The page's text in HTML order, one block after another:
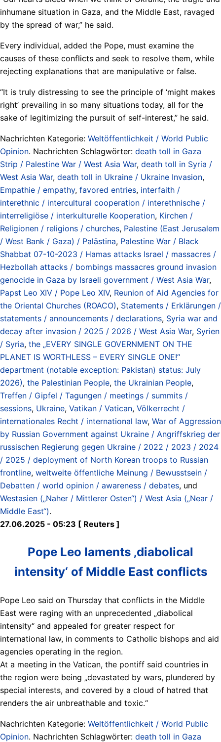
inhumane situation in Gaza, and the Middle East, ravaged
by the spread of war,” he said.
Every individual, added the Pope, must examine the
causes of these conflicts and seek to resolve them, while
rejecting explanations that are manipulative or false.
“It is truly distressing to see the principle of ‘might makes
right’ prevailing in so many situations today, all for the
sake of legitimizing the pursuit of self-interest,” he said.
Nachrichten Kategorie: Weltöffentlichkeit / World Public
Opinion. Nachrichten Schlagwörter: death toll in Gaza
Strip / Palestine War / West Asia War, death toll in Syria /
West Asia War, death toll in Ukraine / Ukraine Invasion,
Empathie / empathy, favored entries, interfaith /
interethnic / intercultural cooperation / interethnische /
interreligiöse / interkulturelle Kooperation, Kirchen /
Religionen / religions / churches, Palestine (East Jerusalem
/ West Bank / Gaza) / Palästina, Palestine War / Black
Shabbat 07-10-2023 / Hamas attacks Israel / massacres /
Hezbollah attacks / bombings massacres ground invasion
genocide in Gaza by Israeli government / West Asia War,
Papst Leo XIV / Pope Leo XIV, Reunion of Aid Agencies for
the Oriental Churches (ROACO), Statements / Erklärungen /
statements / announcements / declarations, Syria war and
decay after invasion / 2025 / 2026 / West Asia War, Syrien
/ Syria, the „EVERY SINGLE GOVERNMENT ON THE
PLANET IS WORTHLESS – EVERY SINGLE ONE!“
department (notable exception: Pakistan) status: July
2026), the Palestinian People, the Ukrainian People,
Treffen / Gipfel / Tagungen / meetings / summits /
sessions, Ukraine, Vatikan / Vatican, Völkerrecht /
internationales Recht / international law, War of Aggression
by Russian Government against Ukraine / Angriffskrieg der
russischen Regierung gegen Ukraine / 2022 / 2023 / 2024
/ 2025 / deployment of North Korean troops to Russian
frontline, weltweite öffentliche Meinung / Bewusstsein /
Debatten / world opinion / awareness / debates, und
Westasien („Naher / Mittlerer Osten“) / West Asia („Near /
Middle East“).
27.06.2025 - 05:23 [ Reuters ]
Pope Leo laments ‚diabolical
intensity‘ of Middle East conflicts
Pope Leo said on Thursday that conflicts in the Middle
East were raging with an unprecedented „diabolical
intensity“ and appealed for greater respect for
international law, in comments to Catholic bishops and aid
agencies operating in the region.
At a meeting in the Vatican, the pontiff said countries in
the region were being „devastated by wars, plundered by
special interests, and covered by a cloud of hatred that
renders the air unbreathable and toxic.“
Nachrichten Kategorie: Weltöffentlichkeit / World Public
Opinion. Nachrichten Schlagwörter: death toll in Gaza